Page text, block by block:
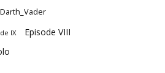
Darth_Vader
IX Episode VIII